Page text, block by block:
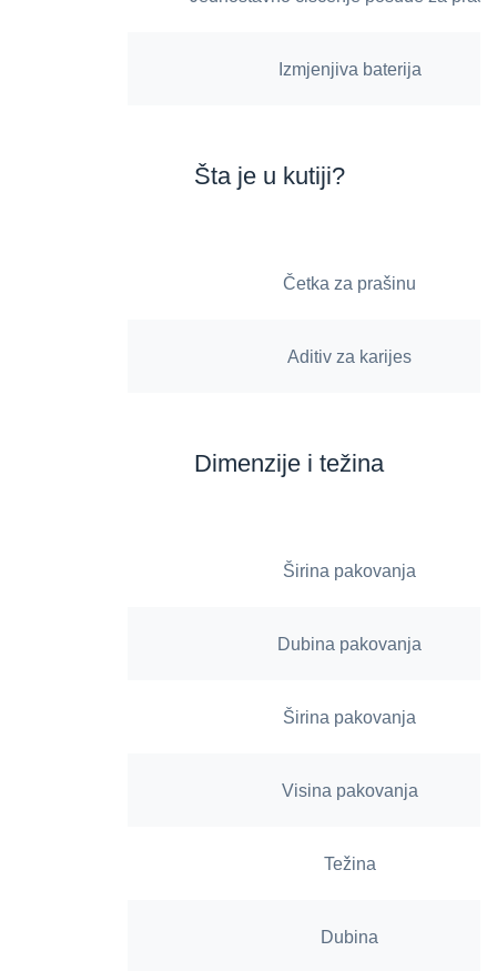
Izmjenjiva baterija
Šta je u kutiji?
Četka za prašinu
Aditiv za karijes
Dimenzije i težina
Širina pakovanja
Dubina pakovanja
Širina pakovanja
Visina pakovanja
Težina
Dubina